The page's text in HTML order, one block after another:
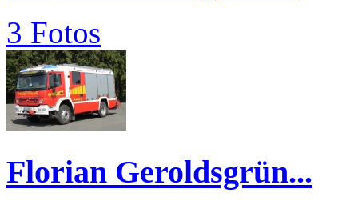
3 Fotos
Florian Geroldsgrün...